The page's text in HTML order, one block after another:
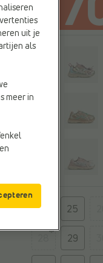
24 25
29
uit je
als
meer in